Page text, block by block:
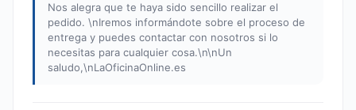
Nos alegra que te haya sido sencillo realizar el
pedido. \nIremos informándote sobre el proceso de
entrega y puedes contactar con nosotros si lo
necesitas para cualquier cosa.\n\nUn
saludo,\nLaOficinaOnline.es